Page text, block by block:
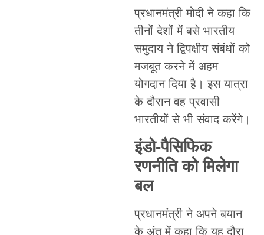
प्रधानमंत्री मोदी ने कहा कि
तीनों देशों में बसे भारतीय
समुदाय ने द्विपक्षीय संबंधों को
मजबूत करने में अहम
योगदान दिया है। इस यात्रा
के दौरान वह प्रवासी
भारतीयों से भी संवाद करेंगे।
इंडो-पैसिफिक
रणनीति को मिलेगा
बल
प्रधानमंत्री ने अपने बयान
के अंत में कहा कि यह दौरा